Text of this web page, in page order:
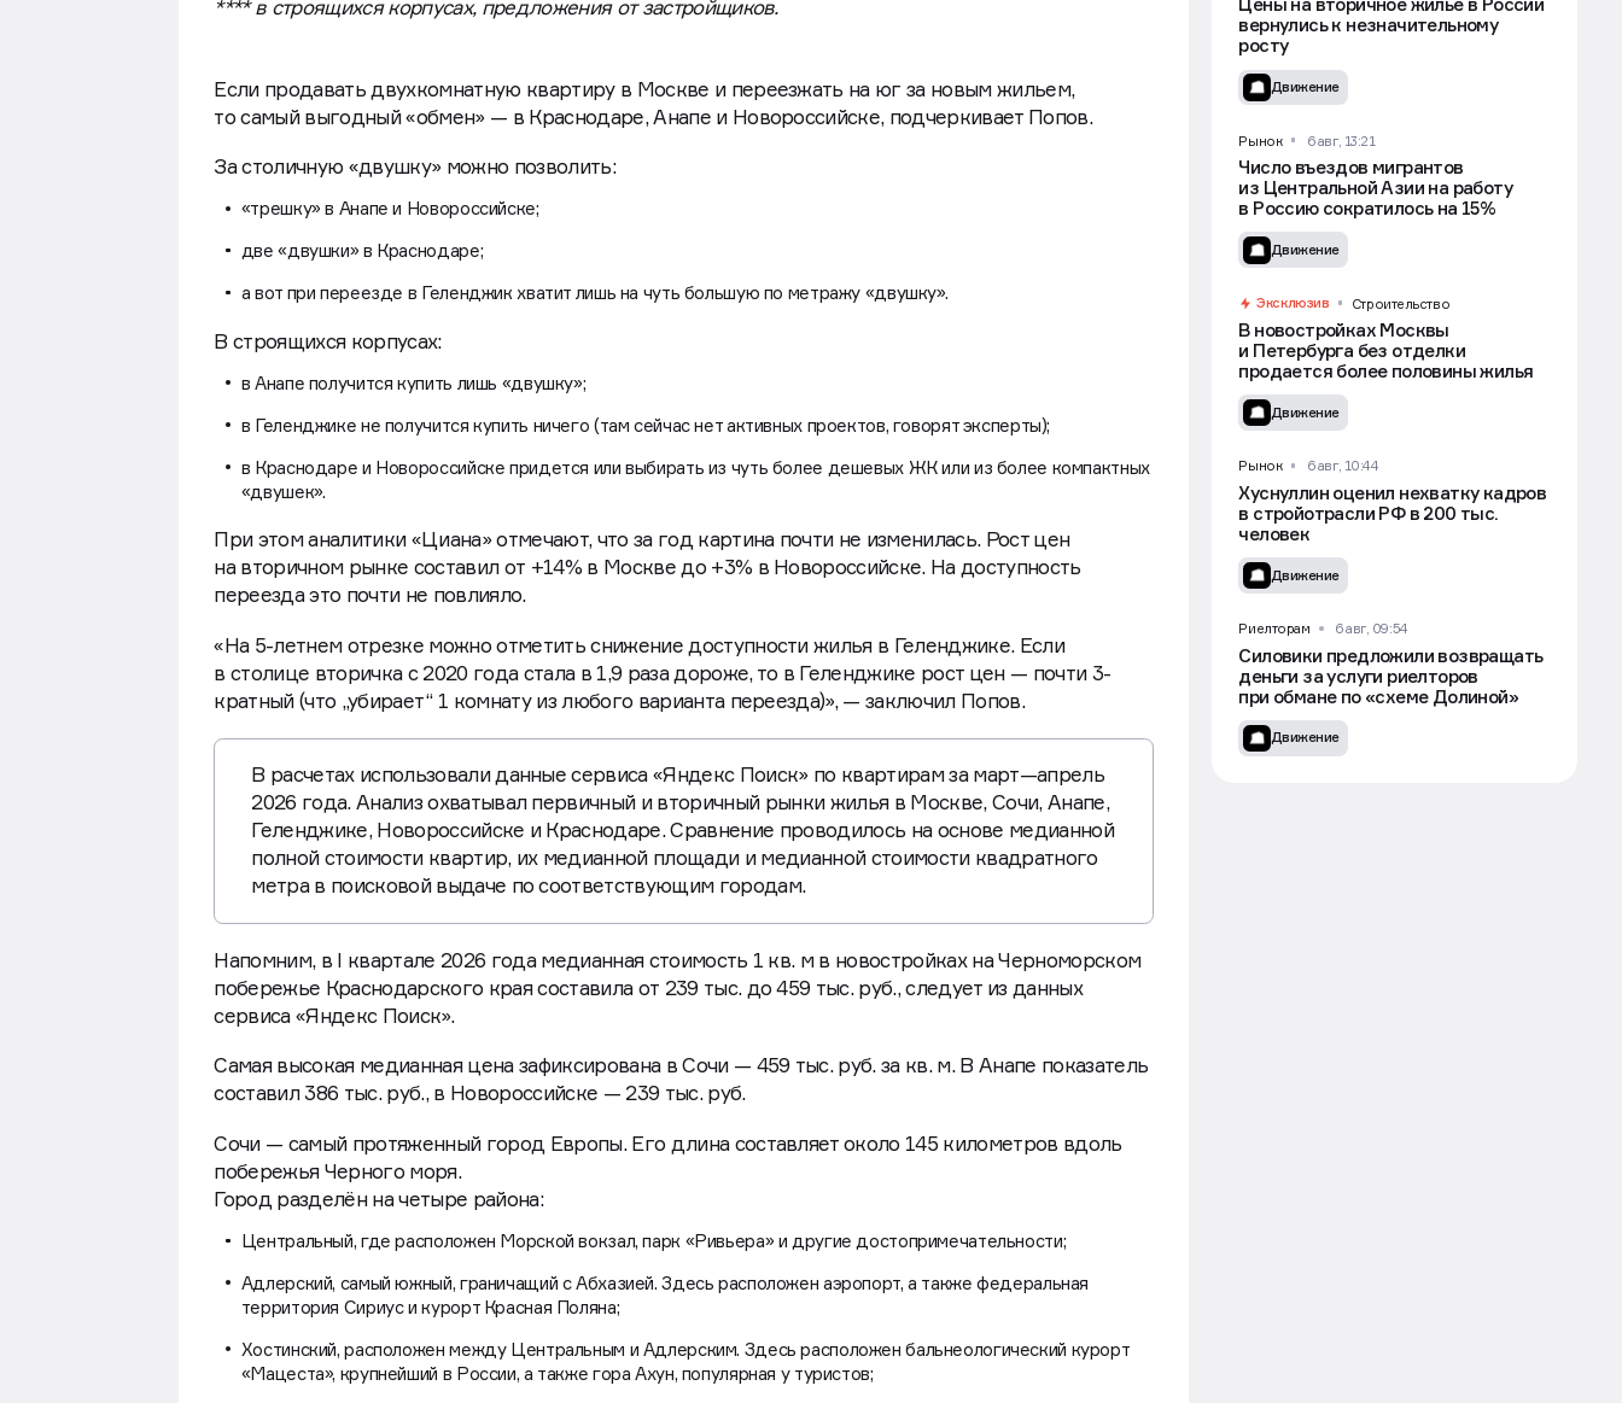
Если продавать двухкомнатную квартиру в Москве и переезжать на юг за новым жильем,
в Краснодаре и Новороссийске придется или выбирать из чуть более дешевых ЖК или из более компактных
При этом аналитики «Циана» отмечают, что за год картина почти не изменилась. Рост цен
на вторичном рынке составил от +14% в Москве до +3% в Новороссийске. На доступность
«На 5-летнем отрезке можно отметить снижение доступности жилья в Геленджике. Если
в столице вторичка с 2020 года стала в 1,9 раза дороже, то в Геленджике рост цен — почти 3-
В расчетах использовали данные сервиса «Яндекс Поиск» по квартирам за март—апрель
2026 года. Анализ охватывал первичный и вторичный рынки жилья в Москве, Сочи, Анапе,
Геленджике, Новороссийске и Краснодаре. Сравнение проводилось на основе медианной
полной стоимости квартир, их медианной площади и медианной стоимости квадратного
Напомним, в I квартале 2026 года медианная стоимость 1 кв. м в новостройках на Черноморском
побережье Краснодарского края составила от 239 тыс. до 459 тыс. руб., следует из данных
Самая высокая медианная цена зафиксирована в Сочи — 459 тыс. руб. за кв. м. В Анапе показатель
Сочи — самый протяженный город Европы. Его длина составляет около 145 километров вдоль
побережья Черного моря.
Адлерский, самый южный, граничащий с Абхазией. Здесь расположен аэропорт, а также федеральная
Хостинский, расположен между Центральным и Адлерским. Здесь расположен бальнеологический курорт
Цены на вторичное жилье в России
вернулись к незначительному
росту
Движение
Рынок 6 авг, 13:21
Число въездов мигрантов
из Центральной Азии на работу
в Россию сократилось на 15%
Движение
Эксклюзив Строительство
В новостройках Москвы
и Петербурга без отделки
продается более половины жилья
Движение
Рынок 6 авг, 10:44
Хуснуллин оценил нехватку кадров
в стройотрасли РФ в 200 тыс.
человек
Движение
Риелторам 6 авг, 09:54
Силовики предложили возвращать
деньги за услуги риелторов
при обмане по «схеме Долиной»
Движение